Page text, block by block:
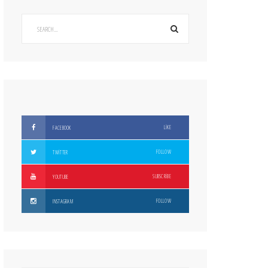
FACEBOOK LIKE
TWITTER FOLLOW
YOUTUBE SUBSCRIBE
INSTAGRAM FOLLOW